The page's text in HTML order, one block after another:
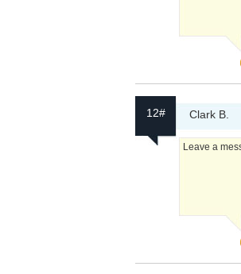
12# Clark B.
Leave a